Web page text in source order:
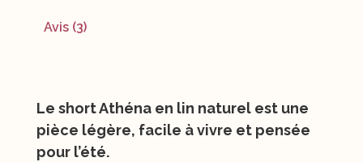
Avis (3)
Le short Athéna en lin naturel est une
pièce légère, facile à vivre et pensée
pour l’été.